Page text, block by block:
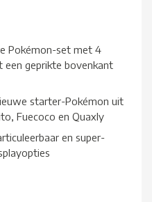
Pokémon-set met 4
een geprikte bovenkant
starter-Pokémon uit
Fuecoco en Quaxly
en super-